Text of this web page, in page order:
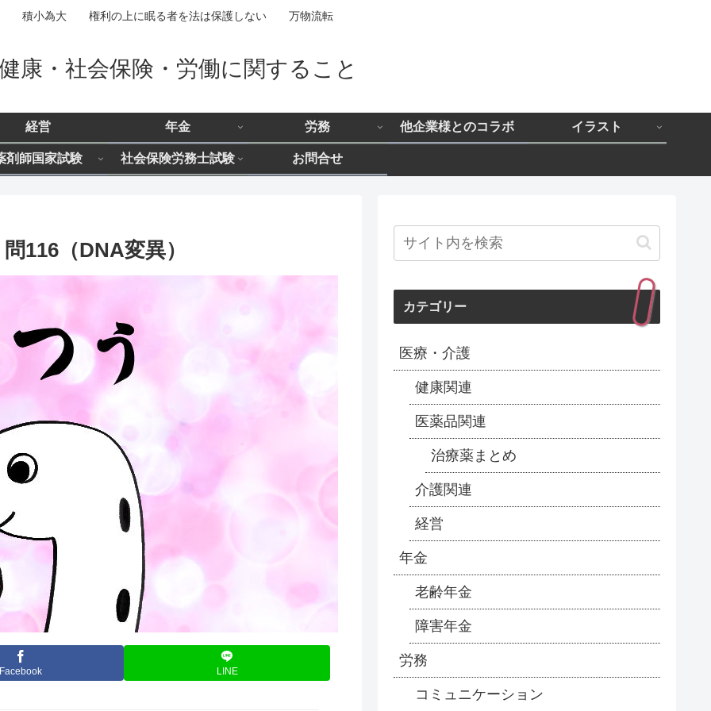
積小為大 権利の上に眠る者を法は保護しない 万物流転
康・社会保険・労働に関すること
経営 年金 労務 他企業様とのコラボ イラスト
剤師国家試験 社会保険労務士試験 お問合せ
（DNA変異）
Facebook LINE
カテゴリー
医療・介護
健康関連
医薬品関連
治療薬まとめ
介護関連
経営
年金
老齢年金
障害年金
労務
コミュニケーション